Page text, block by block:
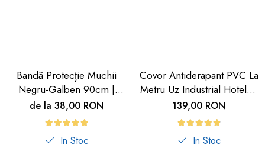
Bandă Protecție Muchii
Negru-Galben 90cm |
Carboysafety
de la 38,00 RON
In Stoc
Covor Antiderapant PVC La
Metru Uz Industrial Hoteluri
| Carboysafety
139,00 RON
In Stoc